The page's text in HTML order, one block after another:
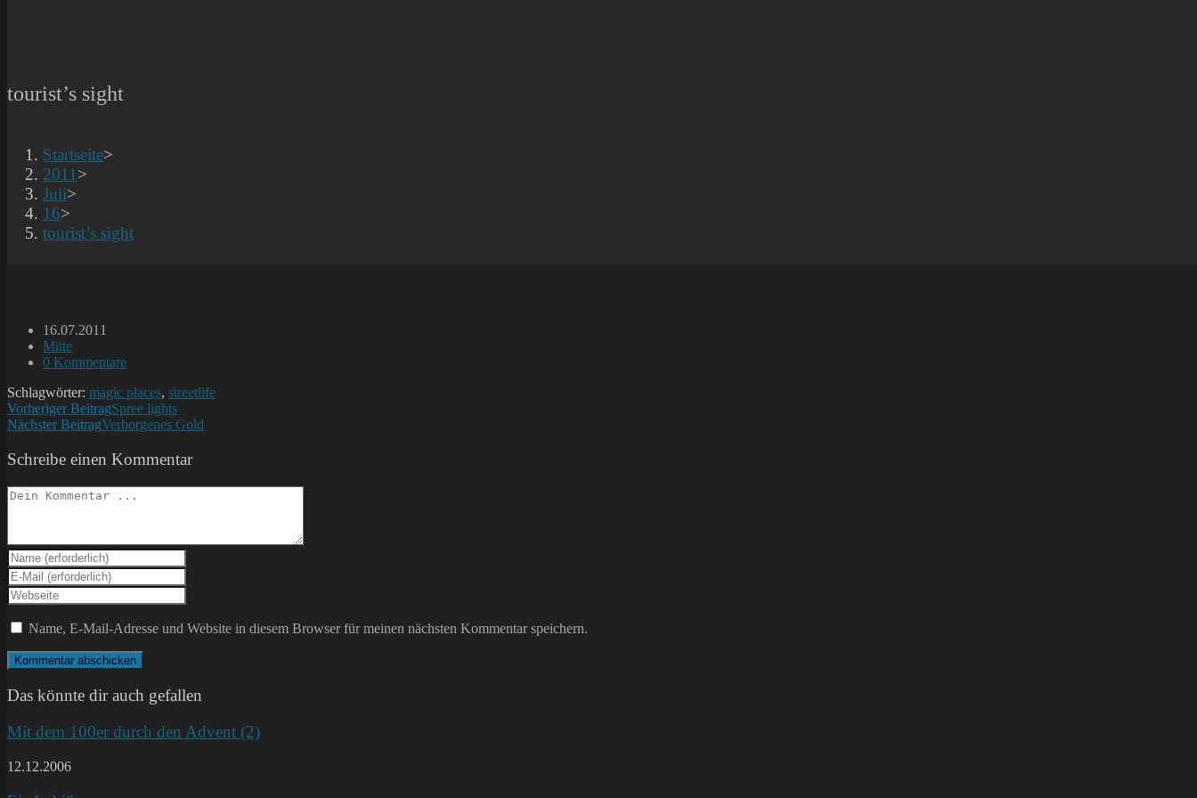
tourist’s sight
Startseite>
2011 >
Juli>
16>
tourist’s sight
Beitrag
veröffentlicht:
16.07.2011
Beitrags-
Kategorie:
Mitte
Beitrags-
0 Kommentare
Schlagwörter: magic places, streetlife
Weitere
Artikel
ansehen
Vorheriger BeitragSpree lights
Nächster BeitragVerborgenes Gold
Schreibe einen Kommentar
Kommentieren
Gib
deinen
Namen
oder
Benutzernamen
zum
Kommentieren
ein
Gib
deine
E-
Mail-
Adresse
zum
Kommentieren
ein
Gib
deine
Website-
ein
(optional)
Name, E-Mail-Adresse und Website in diesem Browser für meinen nächsten Kommentar speichern.
Das könnte dir auch gefallen
Mit dem 100er durch den Advent (2)
12.12.2006